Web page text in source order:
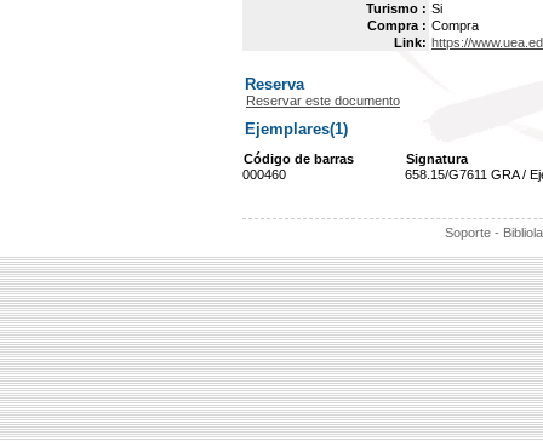
Turismo : Si
Compra : Compra
Link: https://
Reserva
Reservar este documento
Ejemplares(1)
Código de barras
Signatura
000460
658.15/G7611 GRA /
Soporte -